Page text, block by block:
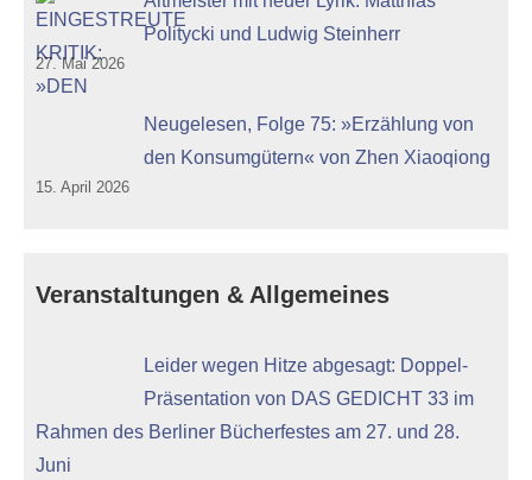
Politycki und Ludwig Steinherr
27. Mai 2026
Neugelesen, Folge 75: »Erzählung von
den Konsumgütern« von Zhen Xiaoqiong
15. April 2026
Veranstaltungen & Allgemeines
Leider wegen Hitze abgesagt: Doppel-
Präsentation von DAS GEDICHT 33 im
Rahmen des Berliner Bücherfestes am 27. und 28.
Juni